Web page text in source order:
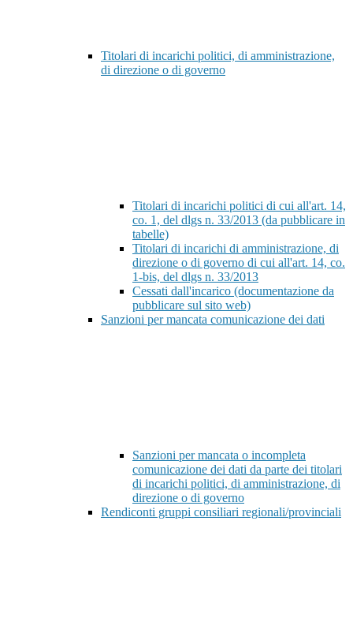
Titolari di incarichi politici, di amministrazione,
di direzione o di governo
Titolari di incarichi politici di cui all'art. 14,
co. 1, del dlgs n. 33/2013 (da pubblicare in
tabelle)
Titolari di incarichi di amministrazione, di
direzione o di governo di cui all'art. 14, co.
1-bis, del dlgs n. 33/2013
Cessati dall'incarico (documentazione da
pubblicare sul sito web)
Sanzioni per mancata comunicazione dei dati
Sanzioni per mancata o incompleta
comunicazione dei dati da parte dei titolari
di incarichi politici, di amministrazione, di
direzione o di governo
Rendiconti gruppi consiliari regionali/provinciali